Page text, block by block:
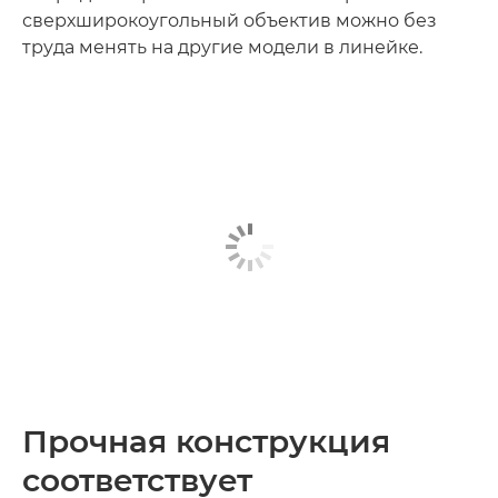
сверхширокоугольный объектив можно без
труда менять на другие модели в линейке.
Прочная конструкция
соответствует